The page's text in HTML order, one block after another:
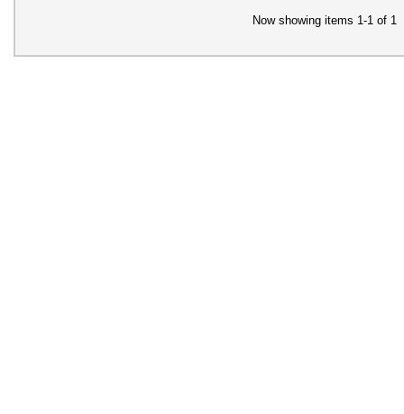
Now showing items 1-1 of 1